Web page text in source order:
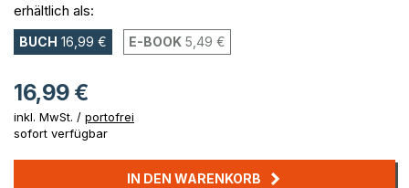
erhältlich als:
BUCH 16,99 € E-BOOK 5,49 €
16,99 €
inkl. MwSt. / portofrei
sofort verfügbar
IN DEN WARENKORB